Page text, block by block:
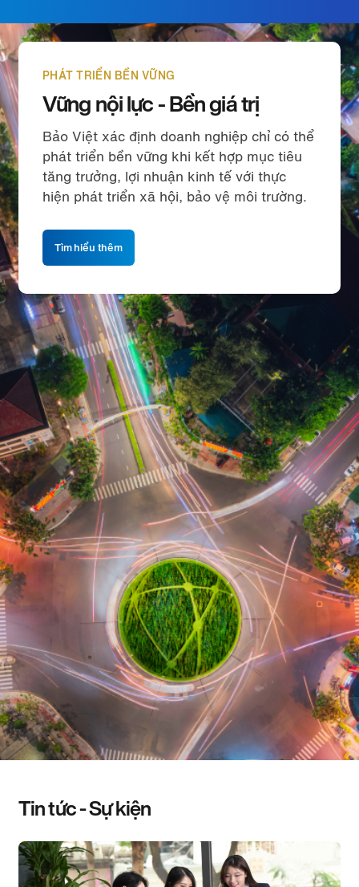
PHÁT TRIỂN BỀN VỮNG
Vững nội lực - Bền giá trị
Bảo Việt xác định doanh nghiệp chỉ có thể
phát triển bền vững khi kết hợp mục tiêu
tăng trưởng, lợi nhuận kinh tế với thực
hiện phát triển xã hội, bảo vệ môi trường.
Tìm hiểu thêm
Tin tức - Sự kiện